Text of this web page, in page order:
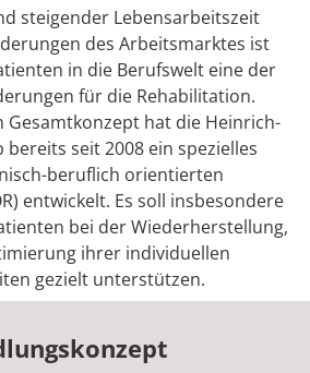
steigender Lebensarbeitszeit
des Arbeitsmarktes ist
in die Berufswelt eine der
für die Rehabilitation.
Gesamtkonzept hat die Heinrich-
bereits seit 2008 ein spezielles
beruflich orientierten
entwickelt. Es soll insbesondere
bei der Wiederherstellung,
ihrer individuellen
gezielt unterstützen.